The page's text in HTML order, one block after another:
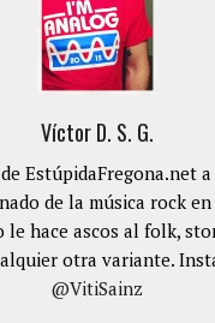
Víctor D. S. G.
EstúpidaFregona.net
de la música rock
le hace ascos al folk,
otra variante.
@VitiSainz